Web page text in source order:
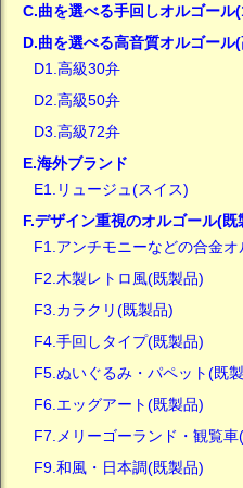
C.曲を選べる手回しオルゴール
D.曲を選べる高音質オルゴール
D1.高級30弁
D2.高級50弁
D3.高級72弁
E.海外ブランド
E1.リュージュ(スイス)
F.デザイン重視のオルゴール(既
F1.アンチモニーなどの合金
F2.木製レトロ風(既製品)
F3.カラクリ(既製品)
F4.手回しタイプ(既製品)
F5.ぬいぐるみ・パペット(既
F6.エッグアート(既製品)
F7.メリーゴーランド・観覧車
F9.和風・日本調(既製品)